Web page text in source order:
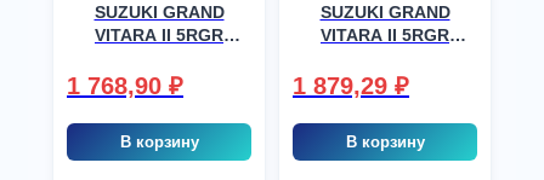
SUZUKI GRAND
VITARA II 5RGR
1 768,90 ₽
В корзину
SUZUKI GRAND
VITARA II 5RGR
1 879,29 ₽
В корзину